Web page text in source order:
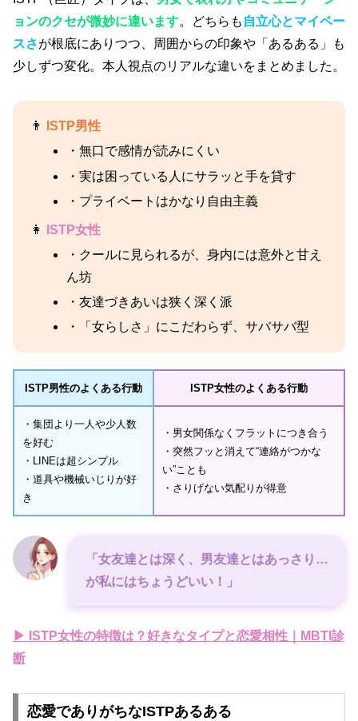
ョンのクセが微妙に違います。どちらも 自立心とマイペー
スさが根底にありつつ、周囲からの印象や「あるある」も
少しずつ変化。本人視点のリアルな違いをまとめました。
👨
ISTP男性
・無口で感情が読みにくい
・実は困っている人にサラッと手を貸す
・プライベートはかなり自由主義
👩
ISTP女性
・クールに見られるが、身内には意外と甘え
ん坊
・友達づきあいは狭く深く派
・「女らしさ」にこだわらず、サバサバ型
ISTP男性のよくある行動 ISTP女性のよくある行動
・集団より一人や少人数
を好む
・LINEは超シンプル
・道具や機械いじりが好
き
・男女関係なくフラットにつき合う
・突然フッと消えて“連絡がつかな
い”ことも
・さりげない気配りが得意
「女友達とは深く、男友達とはあっさり…
が私にはちょうどいい！」
▶ ISTP女性の特徴は？好きなタイプと恋愛相性｜MBTI診
断
恋愛でありがちなISTPあるある